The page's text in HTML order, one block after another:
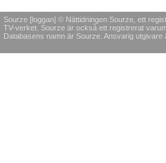
Sourze [loggan] © Nättidningen Sourze, ett
TV-verket. Sourze är också ett registrerat
Databasens namn är Sourze. Ansvarig utgivare